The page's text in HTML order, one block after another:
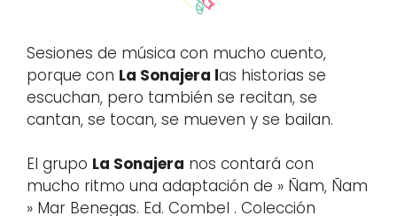
Sesiones de música con mucho cuento,
porque con La Sonajera las historias se
escuchan, pero también se recitan, se
cantan, se tocan, se mueven y se bailan.
El grupo La Sonajera nos contará con
mucho ritmo una adaptación de » Ñam, Ñam
» Mar Benegas. Ed. Combel . Colección